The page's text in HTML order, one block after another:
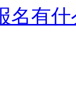
名有